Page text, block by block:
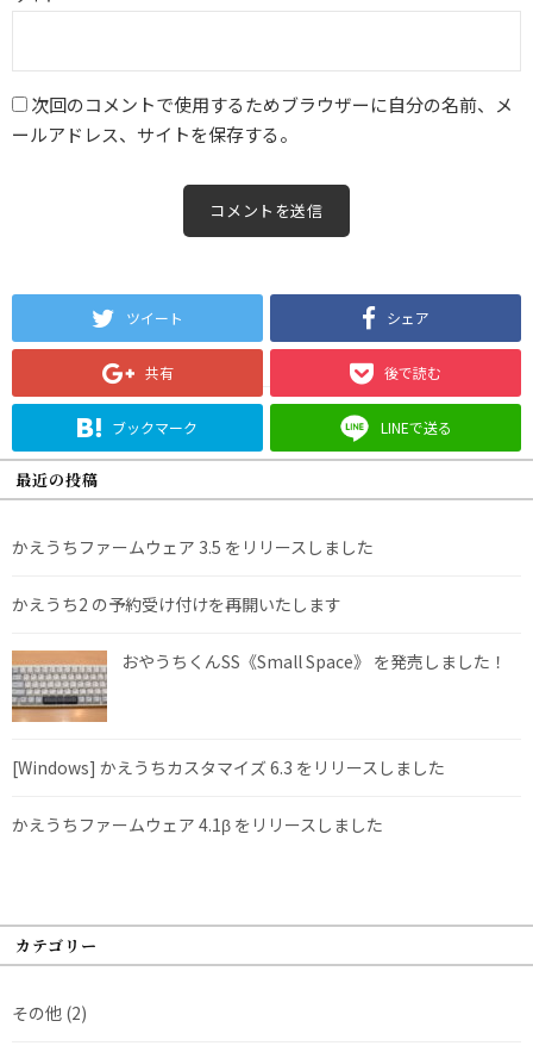
次回のコメントで使用するためブラウザーに自分の名前、メ
ールアドレス、サイトを保存する。
ツイート シェア
共有 後で読む
ブックマーク LINEで送る
最近の投稿
かえうちファームウェア 3.5 をリリースしました
かえうち2 の予約受け付けを再開いたします
おやうちくんSS《Small Space》 を発売しました！
[Windows] かえうちカスタマイズ 6.3 をリリースしました
かえうちファームウェア 4.1β をリリースしました
カテゴリー
その他 (2)